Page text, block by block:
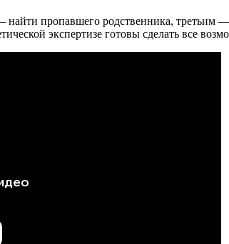
пропавшего родственника, третьим
экспертизе готовы сделать все